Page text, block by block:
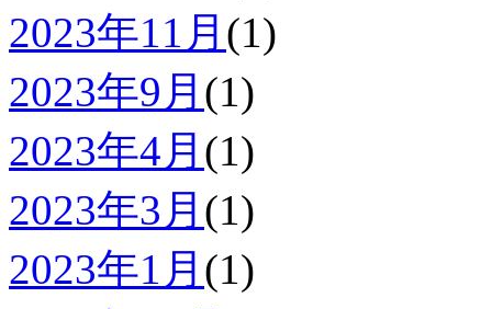
2023年11月 (1)
2023年9月 (1)
2023年4月 (1)
2023年3月 (1)
2023年1月 (1)